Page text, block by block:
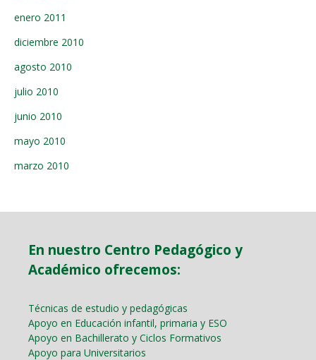
enero 2011
diciembre 2010
agosto 2010
julio 2010
junio 2010
mayo 2010
marzo 2010
En nuestro Centro Pedagógico y
Académico ofrecemos:
Técnicas de estudio y pedagógicas
Apoyo en Educación infantil, primaria y ESO
Apoyo en Bachillerato y Ciclos Formativos
Apoyo para Universitarios